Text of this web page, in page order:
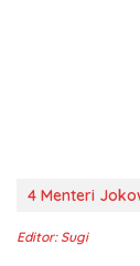
4 Menteri
Editor: Sugi